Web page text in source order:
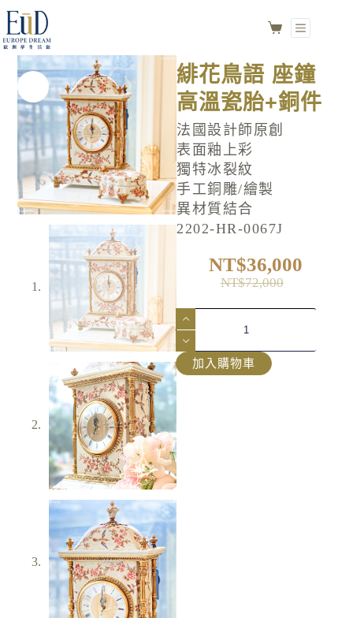
高溫瓷胎+銅件
緋花鳥語 座鐘
高溫瓷胎+銅件
法國設計師原創
表面釉上彩
獨特冰裂紋
手工銅雕/繪製
異材質結合
2202-HR-0067J
NT$72,000
NT$36,000
加入購物車